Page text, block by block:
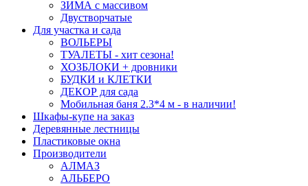
ЗИМА с массивом
Двустворчатые
Для участка и сада
ВОЛЬЕРЫ
ТУАЛЕТЫ - хит сезона!
ХОЗБЛОКИ + дровники
БУДКИ и КЛЕТКИ
ДЕКОР для сада
Мобильная баня 2.3*4 м - в наличии!
Шкафы-купе на заказ
Деревянные лестницы
Пластиковые окна
Производители
АЛМАЗ
АЛЬБЕРО